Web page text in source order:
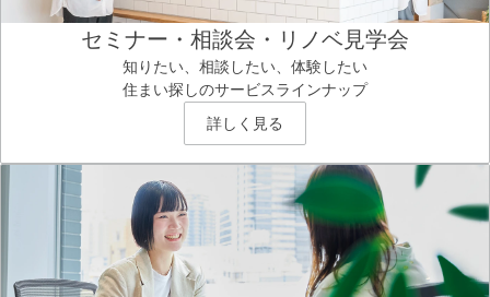
セミナー・相談会・リノベ見学会
知りたい、相談したい、体験したい
住まい探しのサービスラインナップ
詳しく見る